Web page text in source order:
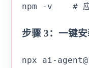
npm -v    #
步骤 3：一键
npx ai-